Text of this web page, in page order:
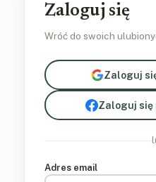
Zaloguj się
Wróć do swoich
Zaloguj
Zaloguj się
Adres email